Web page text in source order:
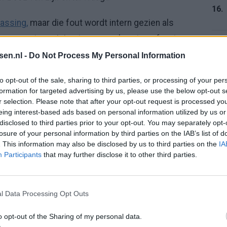
- Do Not Process My Personal Information
opt-out of the sale, sharing to third parties, or processing of your
for targeted advertising by us, please use the below opt-out
selection. Please note that after your opt-out request is processed
interest-based ads based on personal information utilized by us
to third parties prior to your opt-out. You may separately
of your personal information by third parties on the IAB’s list of
This information may also be disclosed by us to third parties on the
Participants that may further disclose it to other third parties.
Data Processing Opt Outs
opt-out of the Sharing of my personal data.
maar die fout wordt intern gezien als
vraagt om risico te nemen, hoort er af en toe
is dat PSV er in de opbouw meer voor
de route naar een vaste basisplek smaller is
op de slechtst mogelijke
reputatie in de Eredivisie. Bij Sparta
en stond bekend als betrouwbaar. In
raakte hij geblesseerd, later miste hij zijn
fysieke problemen.
de volgende klap kwam: een spierblessure, op
16.
18.